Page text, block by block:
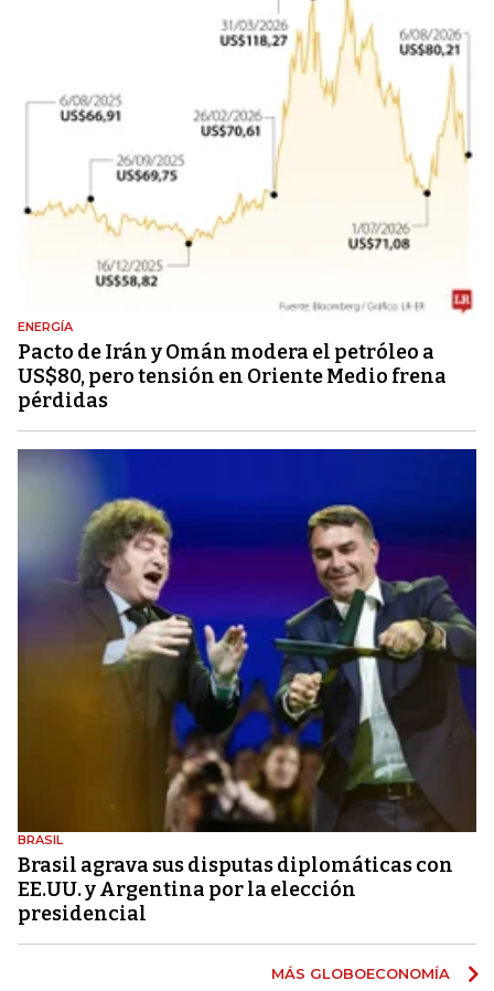
ENERGÍA
Pacto de Irán y Omán modera el petróleo a
US$80, pero tensión en Oriente Medio frena
pérdidas
BRASIL
Brasil agrava sus disputas diplomáticas con
EE.UU. y Argentina por la elección
presidencial
MÁS GLOBOECONOMÍA